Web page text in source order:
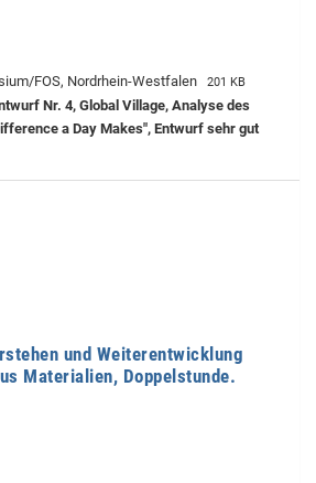
FOS, Nordrhein-Westfalen 201 KB
Nr. 4, Global Village, Analyse des
a Day Makes", Entwurf sehr gut
und Weiterentwicklung
Materialien, Doppelstunde.